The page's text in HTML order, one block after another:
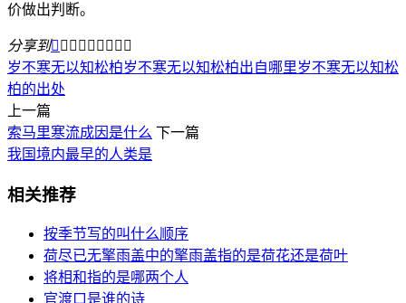
价做出判断。
分享到        
岁不寒无以知松柏岁不寒无以知松柏出自哪里岁不寒无以知松
柏的出处
上一篇
索马里寒流成因是什么 下一篇
我国境内最早的人类是
相关推荐
按季节写的叫什么顺序
荷尽已无擎雨盖中的擎雨盖指的是荷花还是荷叶
将相和指的是哪两个人
官渡口是谁的诗